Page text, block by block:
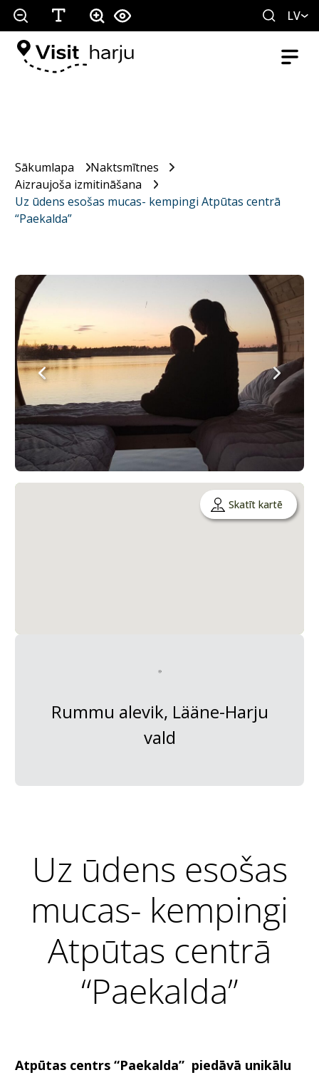
LV
Sākumlapa
Naktsmītnes
Aizraujoša izmitināšana
Uz ūdens esošas mucas- kempingi Atpūtas centrā
“Paekalda”
Skatīt kartē
Rummu alevik, Lääne-Harju
vald
Uz ūdens esošas
mucas- kempingi
Atpūtas centrā
“Paekalda”
Atpūtas centrs “Paekalda” piedāvā unikālu